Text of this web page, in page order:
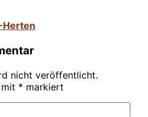
Herten
nicht veröffentlicht.
* markiert